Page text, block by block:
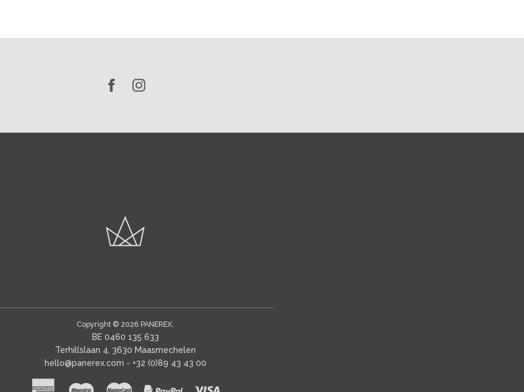
Copyright © 2026 PANEREX
BE 0460 135 633
Terhillslaan 4, 3630 Maasmechelen
hello@panerex.com - +32 (0)89 43 43 00